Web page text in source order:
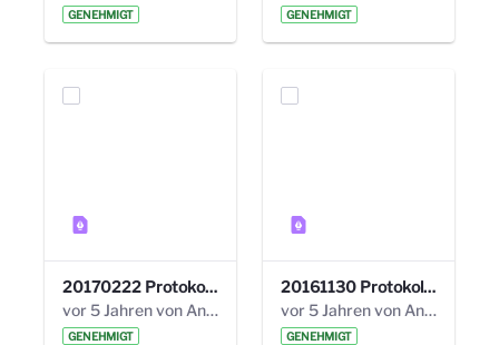
GENEHMIGT GENEHMIGT
20170222 Protokoll 19. Steuerungskreis.pdf
vor 5 Jahren von Anni Schlumberger
GENEHMIGT
20161130 Protokoll 18. Steuerungskreis.pdf
vor 5 Jahren von Anni Schlumberger
GENEHMIGT